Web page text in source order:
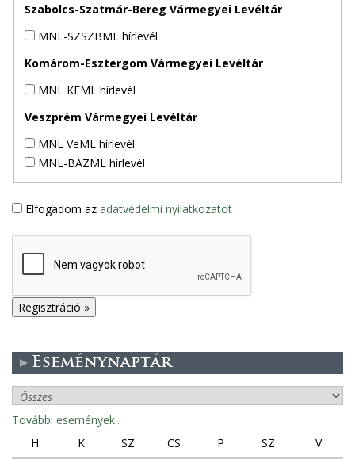
Szabolcs-Szatmár-Bereg Vármegyei Levéltár
MNL-SZSZBML hírlevél
Komárom-Esztergom Vármegyei Levéltár
MNL KEML hírlevél
Veszprém Vármegyei Levéltár
MNL VeML hírlevél
MNL-BAZML hírlevél
Elfogadom az adatvédelmi nyilatkozatot
Eseménynaptár
További események..
H
K SZ CS P SZ
V